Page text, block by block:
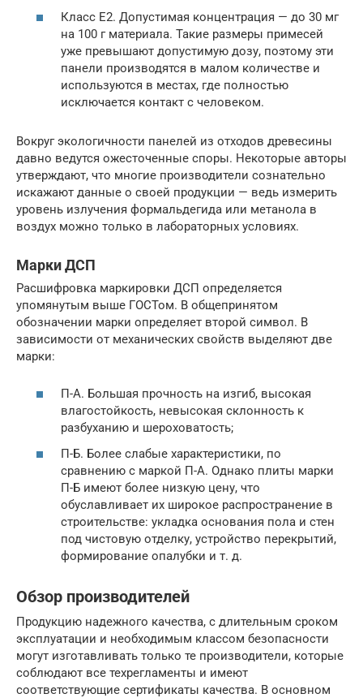
Класс Е2. Допустимая концентрация — до 30 мг
на 100 г материала. Такие размеры примесей
уже превышают допустимую дозу, поэтому эти
панели производятся в малом количестве и
используются в местах, где полностью
исключается контакт с человеком.
Вокруг экологичности панелей из отходов древесины
давно ведутся ожесточенные споры. Некоторые авторы
утверждают, что многие производители сознательно
искажают данные о своей продукции — ведь измерить
уровень излучения формальдегида или метанола в
воздух можно только в лабораторных условиях.
Марки ДСП
Расшифровка маркировки ДСП определяется
упомянутым выше ГОСТом. В общепринятом
обозначении марки определяет второй символ. В
зависимости от механических свойств выделяют две
марки:
П-А. Большая прочность на изгиб, высокая
влагостойкость, невысокая склонность к
разбуханию и шероховатость;
П-Б. Более слабые характеристики, по
сравнению с маркой П-А. Однако плиты марки
П-Б имеют более низкую цену, что
обуславливает их широкое распространение в
строительстве: укладка основания пола и стен
под чистовую отделку, устройство перекрытий,
формирование опалубки и т. д.
Обзор производителей
Продукцию надежного качества, с длительным сроком
эксплуатации и необходимым классом безопасности
могут изготавливать только те производители, которые
соблюдают все техрегламенты и имеют
соответствующие сертификаты качества. В основном